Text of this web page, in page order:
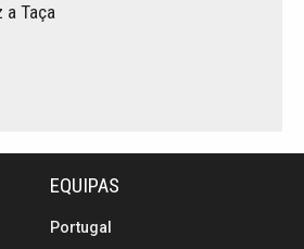
a Taça
EQUIPAS
Portugal